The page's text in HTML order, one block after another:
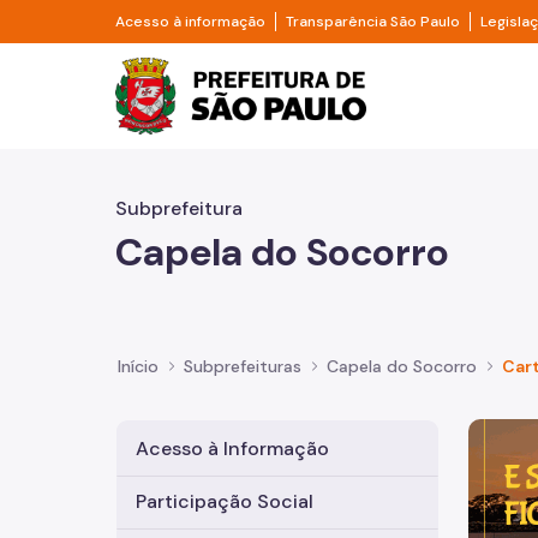
Pular para o Conteúdo principal
Acesso à informação Divisor de acesso à informação
Transparência São Paulo Divisor
Prefeitura de São
Subprefeitura
Capela do Socorro
Início Subprefeituras Capela do Socorro
Acesso à Informação
Participação Social